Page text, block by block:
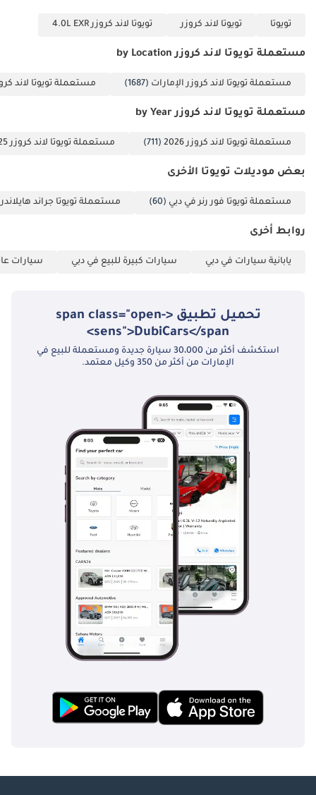
تويوتا تويوتا لاند كروزر تويوتا لاند كروزر 4.0L EXR
مستعملة تويوتا لاند كروزر by Location
مستعملة تويوتا لاند كروزر الإمارات (1687) مستعملة تويوتا لاند
مستعملة تويوتا لاند كروزر by Year
مستعملة تويوتا لاند كروزر 2026 (711) مستعملة تويوتا لاند كروزر 2025
بعض موديلات تويوتا الأخرى
مستعملة تويوتا فور رنر في دبي (60) مستعملة تويوتا جراند
روابط أخرى
يابانية سيارات في دبي سيارات كبيرة للبيع في دبي سيارات
تحميل تطبيق <span class="open-
sens">DubiCars</span>
استكشف أكثر من 30،000 سيارة جديدة ومستعملة للبيع في
الإمارات من أكثر من 350 وكيل معتمد.
بالنسبة للمشتري الجاد في دول مجلس التعاون الخليجي، تمثل سيارة لاند
المقطوعة، ولون مميز يحافظ على قيمتها عند إعادة البيع، ومتانة فائقة.
توفير كبير في التكاليف وتوافرها الفوري في سوق السيارات المستعملة.
تم إنشاء هذه الإحصاءات بواسطة الذكاء الاصطناعي اعتماداً على بيانات